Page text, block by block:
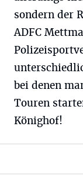
sondern der
ADFC
bei denen
Touren
Könighof!